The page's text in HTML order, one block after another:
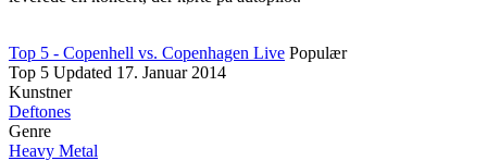
Top 5 - Copenhell vs. Copenhagen Live Populær
Top 5 Updated 17. Januar 2014
Kunstner
Deftones
Genre
Heavy Metal